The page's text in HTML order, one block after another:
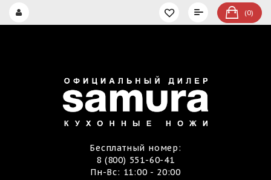
(0)
Бесплатный номер:
8 (800) 551-60-41
Пн-Вс: 11:00 - 20:00